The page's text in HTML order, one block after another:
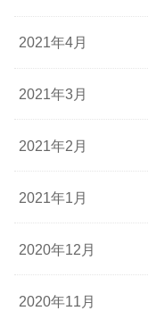
2021年4月
2021年3月
2021年2月
2021年1月
2020年12月
2020年11月